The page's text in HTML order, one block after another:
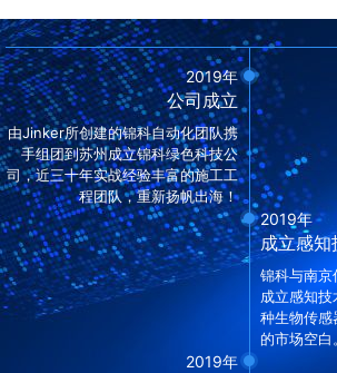
2019年
公司成立
由Jinker所创建的锦科自动化团队携
手组团到苏州成立锦科绿色科技公
司，近三十年实战经验丰富的施工工
程团队，重新扬帆出海！
2019年
成立感知
锦科与南京
成立感知
种生物传感
的市场空白。
2019年